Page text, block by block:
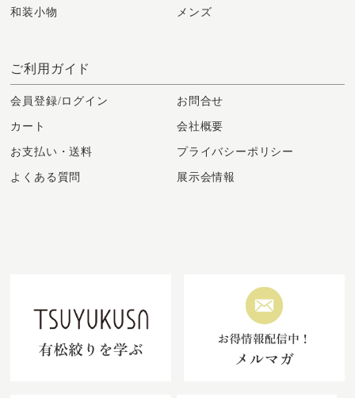
和装小物 メンズ
ご利用ガイド
会員登録/ログイン
カート
お支払い・送料
よくある質問
お問合せ
会社概要
プライバシーポリシー
展示会情報